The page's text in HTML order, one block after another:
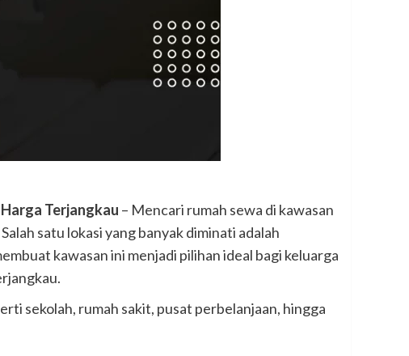
Terjangkau – Mencari rumah sewa di kawasan
satu lokasi yang banyak diminati adalah
kawasan ini menjadi pilihan ideal bagi keluarga
sekolah, rumah sakit, pusat perbelanjaan, hingga